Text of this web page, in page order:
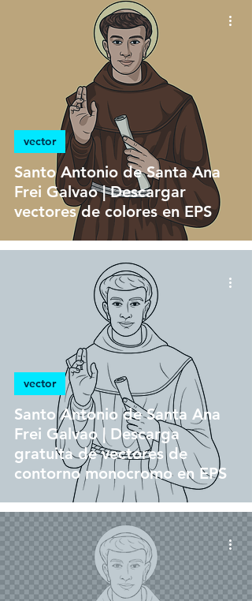
Santo Antonio de Santa Ana
Frei Galvao | Descargar
vectores de colores en EPS
vector
Santo Antonio de Santa Ana
Frei Galvao | Descarga
gratuita de vectores de
contorno monocromo en EPS
vector